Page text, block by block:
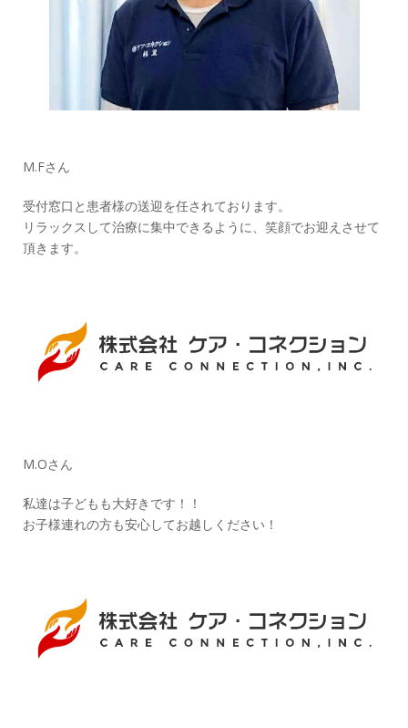
M.Fさん
受付窓口と患者様の送迎を任されております。
リラックスして治療に集中できるように、笑顔でお迎えさせて
頂きます。
M.Oさん
私達は子どもも大好きです！！
お子様連れの方も安心してお越しください！